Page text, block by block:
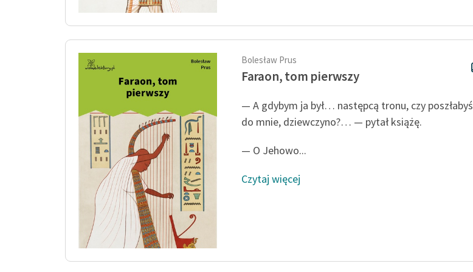
Bolesław Prus
Faraon, tom pierwszy
— A gdybym ja był… następcą tronu, czy poszłabyś
do mnie, dziewczyno?… — pytał książę.
— O Jehowo...
Czytaj więcej